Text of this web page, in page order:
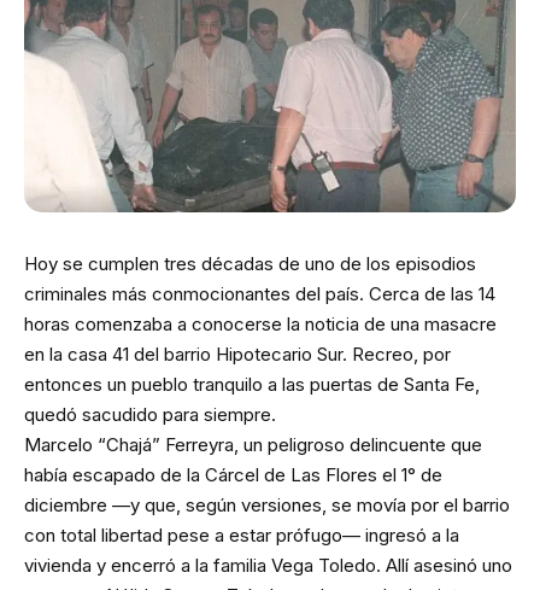
Hoy se cumplen tres décadas de uno de los episodios
criminales más conmocionantes del país. Cerca de las 14
horas comenzaba a conocerse la noticia de una masacre
en la casa 41 del barrio Hipotecario Sur. Recreo, por
entonces un pueblo tranquilo a las puertas de Santa Fe,
quedó sacudido para siempre.
Marcelo “Chajá” Ferreyra, un peligroso delincuente que
había escapado de la Cárcel de Las Flores el 1° de
diciembre —y que, según versiones, se movía por el barrio
con total libertad pese a estar prófugo— ingresó a la
vivienda y encerró a la familia Vega Toledo. Allí asesinó uno